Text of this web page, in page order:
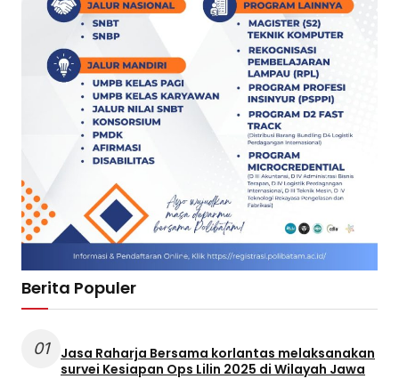
Berita Populer
01
Jasa Raharja Bersama korlantas melaksanakan
survei Kesiapan Ops Lilin 2025 di Wilayah Jawa